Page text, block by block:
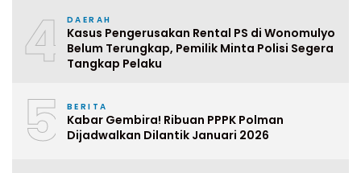
4 DAERAH
Kasus Pengerusakan Rental PS di Wonomulyo
Belum Terungkap, Pemilik Minta Polisi Segera
Tangkap Pelaku
5 BERITA
Kabar Gembira! Ribuan PPPK Polman
Dijadwalkan Dilantik Januari 2026